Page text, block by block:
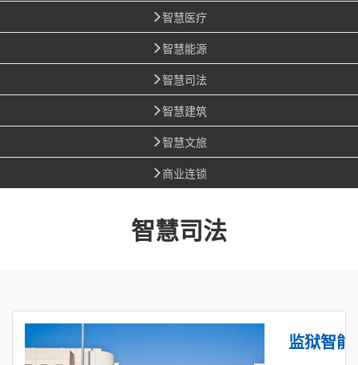
智慧医疗
智慧能源
智慧司法
智慧建筑
智慧文旅
商业连锁
智慧司法
监狱智能